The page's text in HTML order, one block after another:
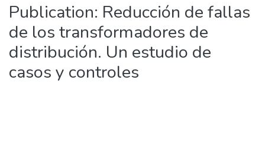
Publication: Reducción de fallas
de los transformadores de
distribución. Un estudio de
casos y controles